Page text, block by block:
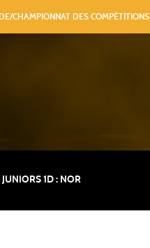
CHAMPIONNAT DES COMPÉTITIONS
1D : NOR